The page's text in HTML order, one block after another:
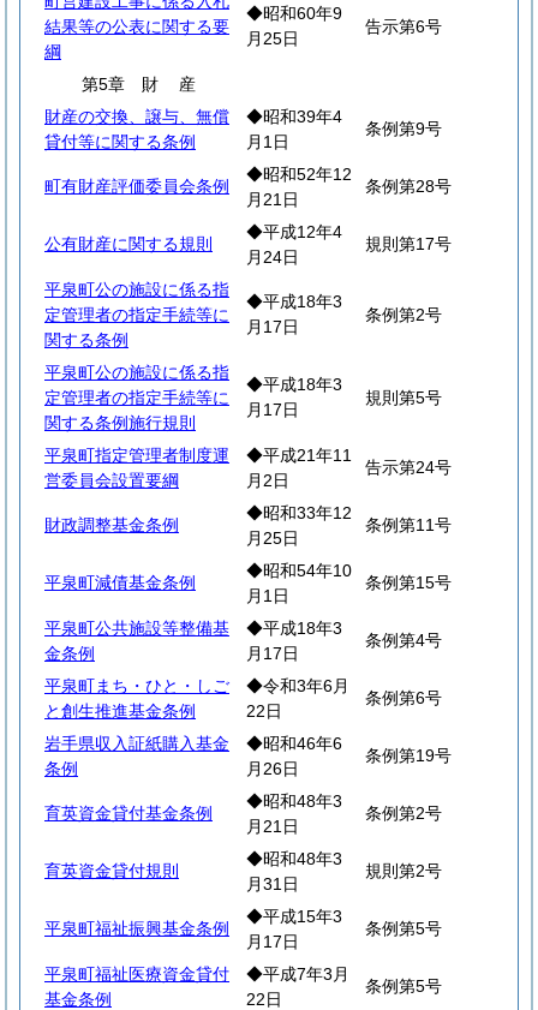
結果等の公表に関する要
綱
◆昭和60年9
月25日
告示第6号
第5章 財 産
財産の交換、譲与、無償
貸付等に関する条例
◆昭和39年4
月1日
条例第9号
町有財産評価委員会条例
◆昭和52年12
月21日
条例第28号
公有財産に関する規則
◆平成12年4
月24日
規則第17号
平泉町公の施設に係る指
定管理者の指定手続等に
関する条例
◆平成18年3
月17日
条例第2号
平泉町公の施設に係る指
定管理者の指定手続等に
関する条例施行規則
◆平成18年3
月17日
規則第5号
平泉町指定管理者制度運
営委員会設置要綱
◆平成21年11
月2日
告示第24号
財政調整基金条例
◆昭和33年12
月25日
条例第11号
平泉町減債基金条例
◆昭和54年10
月1日
条例第15号
平泉町公共施設等整備基
金条例
◆平成18年3
月17日
条例第4号
平泉町まち・ひと・しご
と創生推進基金条例
◆令和3年6月
22日
条例第6号
岩手県収入証紙購入基金
条例
◆昭和46年6
月26日
条例第19号
育英資金貸付基金条例
◆昭和48年3
月21日
条例第2号
育英資金貸付規則
◆昭和48年3
月31日
規則第2号
平泉町福祉振興基金条例
◆平成15年3
月17日
条例第5号
平泉町福祉医療資金貸付
基金条例
◆平成7年3月
22日
条例第5号